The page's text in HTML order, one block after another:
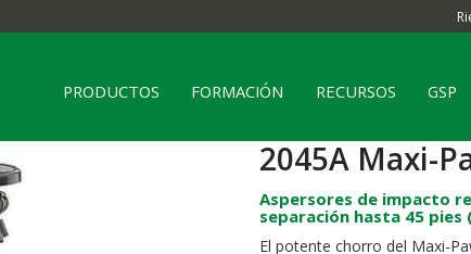
PRODUCTOS FORMACIÓN RECURSOS GSP
2045A Maxi-
Aspersores de impacto
separación hasta 45 pies
El potente chorro del Maxi-